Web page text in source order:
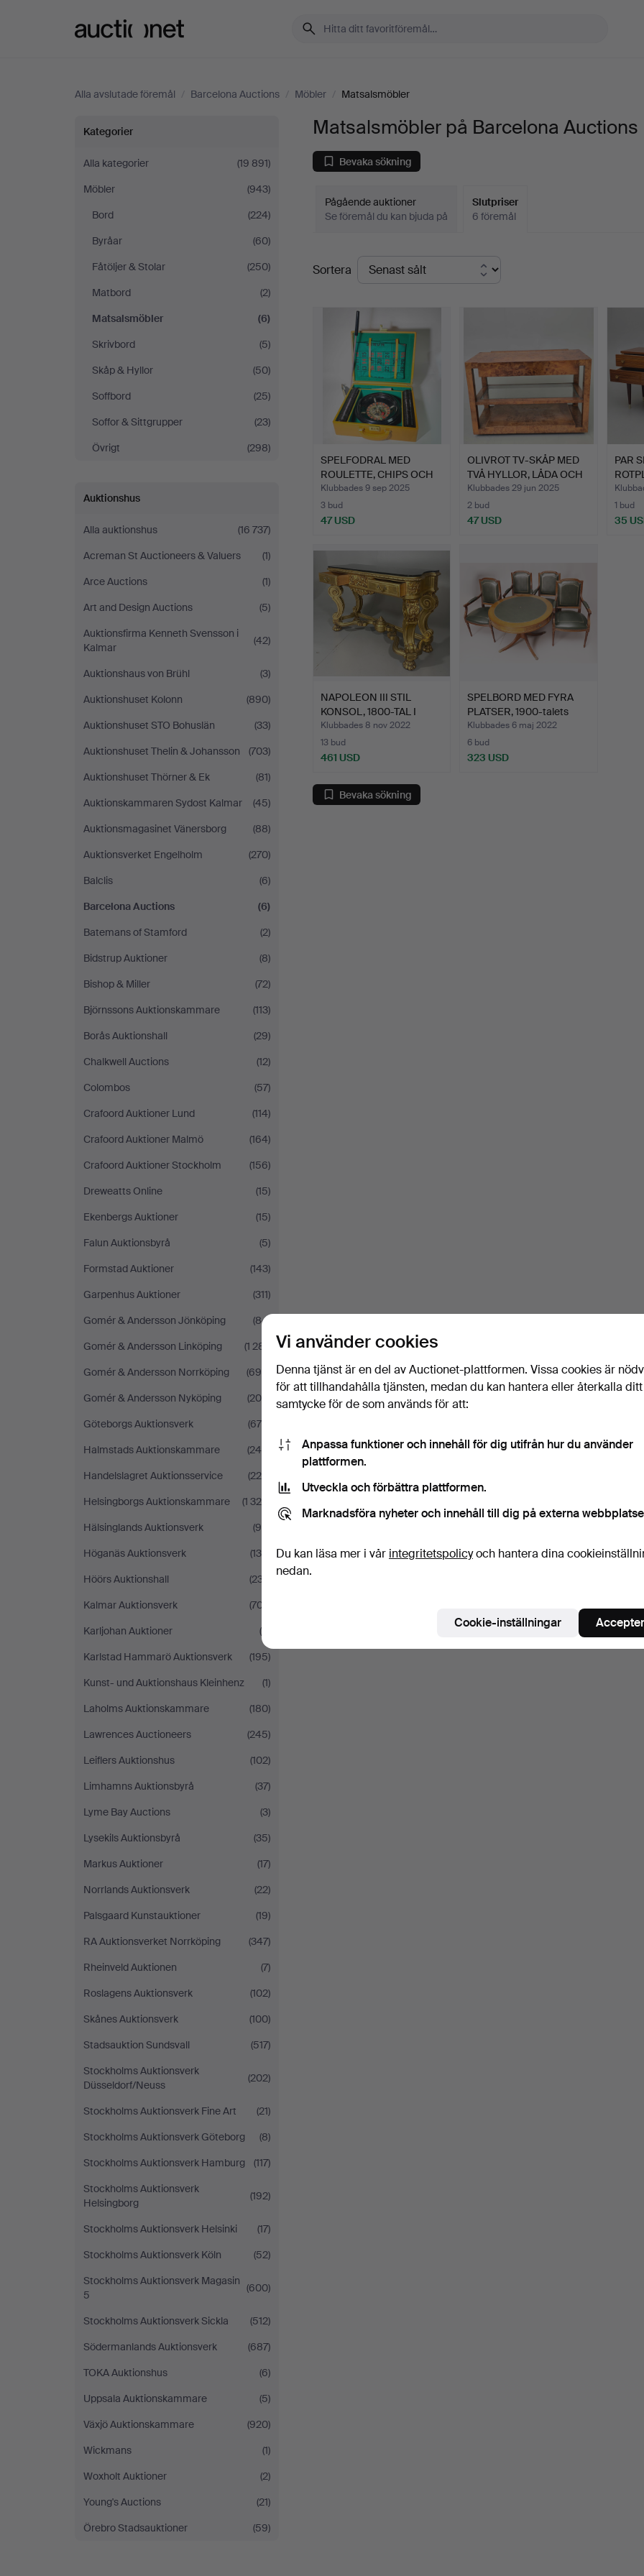
Alla avslutade föremål / Barcelona Auctions / Möbler / Matsalsmöbler
Matsalsmöbler
på
Barcelona
Auctions
Kategorier
Alla kategorier
(19 891)
Möbler
(943)
Bord
(224)
Byråar
(60)
Fåtöljer & Stolar
(250)
Matbord
(2)
Matsalsmöbler
(6)
Skrivbord
(5)
Skåp & Hyllor
(50)
Soffbord
(25)
Soffor & Sittgrupper
(23)
Övrigt
(298)
Auktionshus
Alla auktionshus
(16 737)
Acreman St Auctioneers & Valuers
(1)
Arce Auctions
(1)
Art and Design Auctions
(5)
Auktionsfirma Kenneth Svensson i
Kalmar
(42)
Auktionshaus von Brühl
(3)
Auktionshuset Kolonn
(890)
Auktionshuset STO Bohuslän
(33)
Auktionshuset Thelin & Johansson
(703)
Auktionshuset Thörner & Ek
(81)
Auktionskammaren Sydost Kalmar
(45)
Auktionsmagasinet Vänersborg
(88)
Auktionsverket Engelholm
(270)
Balclis
(6)
Barcelona Auctions
(6)
Batemans of Stamford
(2)
Bidstrup Auktioner
(8)
Bishop & Miller
(72)
Björnssons Auktionskammare
(113)
Borås Auktionshall
(29)
Chalkwell Auctions
(12)
Colombos
(57)
Crafoord Auktioner Lund
(114)
Crafoord Auktioner Malmö
(164)
Crafoord Auktioner Stockholm
(156)
Dreweatts Online
(15)
Ekenbergs Auktioner
(15)
Falun Auktionsbyrå
(5)
Formstad Auktioner
(143)
Garpenhus Auktioner
(311)
Gomér & Andersson Jönköping
(84)
Gomér & Andersson Linköping
(1 281)
Gomér & Andersson Norrköping
(694)
Gomér & Andersson Nyköping
(206)
Göteborgs Auktionsverk
(679)
Halmstads Auktionskammare
(245)
Handelslagret Auktionsservice
(220)
Helsingborgs Auktionskammare
(1 329)
Hälsinglands Auktionsverk
(99)
Höganäs Auktionsverk
(134)
Höörs Auktionshall
(237)
Kalmar Auktionsverk
(707)
Karljohan Auktioner
(8)
Karlstad Hammarö Auktionsverk
(195)
Kunst- und Auktionshaus Kleinhenz
(1)
Laholms Auktionskammare
(180)
Lawrences Auctioneers
(245)
Leiflers Auktionshus
(102)
Limhamns Auktionsbyrå
(37)
Lyme Bay Auctions
(3)
Lysekils Auktionsbyrå
(35)
Markus Auktioner
(17)
Norrlands Auktionsverk
(22)
Palsgaard Kunstauktioner
(19)
RA Auktionsverket Norrköping
(347)
Rheinveld Auktionen
(7)
Roslagens Auktionsverk
(102)
Skånes Auktionsverk
(100)
Stadsauktion Sundsvall
(517)
Stockholms Auktionsverk
Düsseldorf/Neuss
(202)
Stockholms Auktionsverk Fine Art
(21)
Stockholms Auktionsverk Göteborg
(8)
Stockholms Auktionsverk Hamburg
(117)
Stockholms Auktionsverk
Helsingborg
(192)
Stockholms Auktionsverk Helsinki
(17)
Stockholms Auktionsverk Köln
(52)
Stockholms Auktionsverk Magasin
5
(600)
Stockholms Auktionsverk Sickla
(512)
Södermanlands Auktionsverk
(687)
TOKA Auktionshus
(6)
Uppsala Auktionskammare
(5)
Växjö Auktionskammare
(920)
Wickmans
(1)
Woxholt Auktioner
(2)
Young's Auctions
(21)
Örebro Stadsauktioner
(59)
Matsalsmöbler på Barcelona Auctions
Bevaka sökning
Pågående auktioner
Se föremål du kan bjuda på
Slutpriser
6 föremål
Slutpriser
Sortera
SPELFODRAL MED
ROULETTE, CHIPS OCH
EN NUMM…
Klubbades 9 sep 2025
3 bud
47 USD
OLIVROT TV-SKÅP MED
TVÅ HYLLOR, LÅDA OCH
H…
Klubbades 29 jun 2025
2 bud
47 USD
PAR
1 bud
35
NAPOLEON III STIL
KONSOL, 1800-TAL I
FÖRGY…
Klubbades 8 nov 2022
13 bud
461 USD
SPELBORD MED FYRA
PLATSER, 1900-talets
sis…
Klubbades 6 maj 2022
6 bud
323 USD
Bevaka sökning
Vi använder cookies
Denna tjänst är en del av Auctionet-plattformen. Vissa cookies är
för att tillhandahålla tjänsten, medan du kan hantera eller återkalla ditt
samtycke för de som används för att:
Anpassa funktioner och innehåll för dig utifrån hur du använder
plattformen.
Utveckla och förbättra plattformen.
Marknadsföra nyheter och innehåll till dig på externa
Du kan läsa mer i vår integritetspolicyoch hantera dina
nedan.
Cookie-inställningar